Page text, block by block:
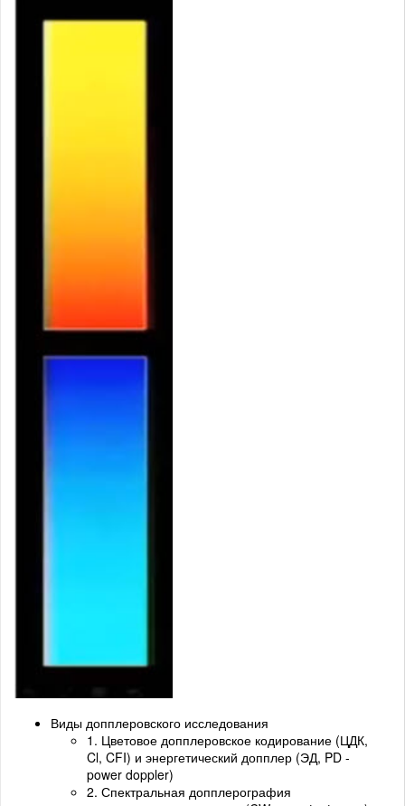
Виды допплеровского исследования
1. Цветовое допплеровское кодирование (ЦДК,
Cl, CFI) и энергетический допплер (ЭД, PD -
power doppler)
2. Спектральная допплерография